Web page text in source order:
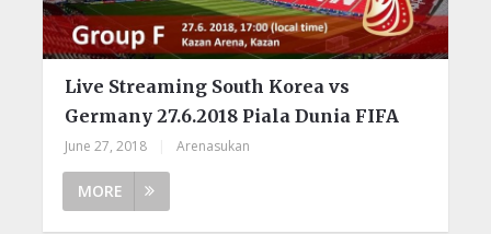
Live Streaming South Korea vs
Germany 27.6.2018 Piala Dunia FIFA
June 27, 2018 Arenasukan
MORE